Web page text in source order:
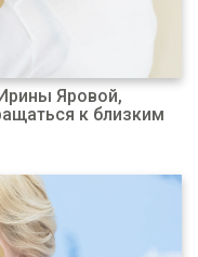
Яровой,
к близким